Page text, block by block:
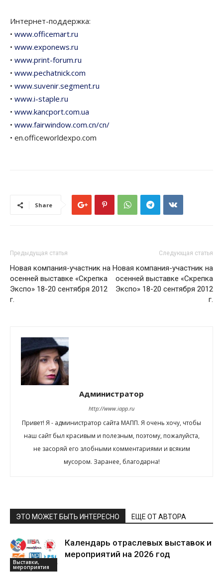
Интернет-поддержка:
• www.officemart.ru
• www.exponews.ru
• www.print-forum.ru
• www.pechatnick.com
• www.suvenir.segment.ru
• www.i-staple.ru
• www.kancport.com.ua
• www.fairwindow.com.cn/cn/
• en.officeworldexpo.com
Share
Предыдущая статья
Новая компания-участник на
осенней выставке «Скрепка
Экспо» 18-20 сентября 2012
г.
Следующая статья
Новая компания-участник на
осенней выставке «Скрепка
Экспо» 18-20 сентября 2012
г.
Администратор
http://www.iapp.ru
Привет! Я - администратор сайта МАПП. Я очень хочу, чтобы
наш сайт был красивым и полезным, поэтому, пожалуйста,
не засоряй его злобными комментариями и всяким
мусором. Заранее, благодарна!
ЭТО МОЖЕТ БЫТЬ ИНТЕРЕСНО ЕЩЕ ОТ АВТОРА
Выставки,
мероприятия
Календарь отраслевых выставок и
мероприятий на 2026 год